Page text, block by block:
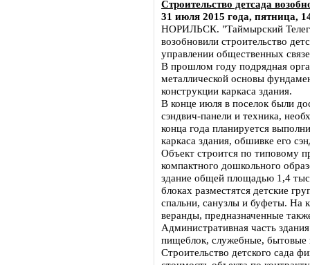
Строительство детсада
31 июля 2015 года, пятница,
НОРИЛЬСК. "Таймырский
возобновили строительство
управлении общественных
В прошлом году подрядная
металлической основы
конструкции каркаса здания.
В конце июля в поселок были
сэндвич-панели и техника,
конца года планируется
каркаса здания, обшивке его
Объект строится по типовому
компактного дошкольного
здание общей площадью 1,4
блоках разместятся детские
спальни, санузлы и буфеты. На
веранды, предназначенные
Административная часть
пищеблок, служебные, бытовые
Строительство детского сада